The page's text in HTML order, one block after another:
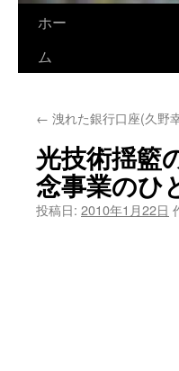
ン
ツ
へ
ホー
ム
← 洩れた銀行口座(久野
光技術揺籃
念事業のひ
投稿日: 2010年1月22日